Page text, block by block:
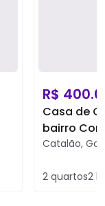
R$
Casa de
bairro
Catalão,
2 quartos2